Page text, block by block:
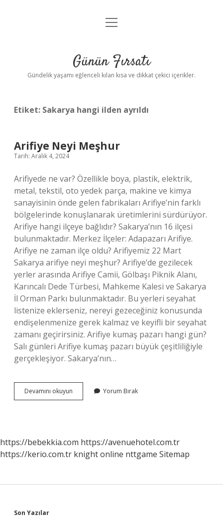
Anasayfa
Yasal Uyarı
menüyü
Günün Fırsatı
Gündelik yaşamı eğlenceli kılan kısa ve dikkat çekici içerikler.
Etiket: Sakarya hangi ilden ayrıldı
Arifiye Neyi Meşhur
Tarih: Aralık 4, 2024
Arifiyede ne var? Özellikle boya, plastik, elektrik,
metal, tekstil, oto yedek parça, makine ve kimya
sanayisinin önde gelen fabrikaları Arifiye’nin farklı
bölgelerinde konuşlanarak üretimlerini sürdürüyor.
Arifiye hangi ilçeye bağlıdır? Sakarya’nın 16 ilçesi
bulunmaktadır. Merkez İlçeler: Adapazarı Arifiye.
Arifiye ne zaman ilçe oldu? Arifiyemiz 22 Mart
Sakarya arifiye neyi meşhur? Arifiye’de gezilecek
yerler arasında Arifiye Camii, Gölbaşı Piknik Alanı,
Karıncalı Dede Türbesi, Mahkeme Kalesi ve Sakarya
İl Orman Parkı bulunmaktadır. Bu yerleri seyahat
listenize eklerseniz, nereyi gezeceğiniz konusunda
endişelenmenize gerek kalmaz ve keyifli bir seyahat
zamanı geçirirsiniz. Arifiye kumaş pazarı hangi gün?
Salı günleri Arifiye kumaş pazarı büyük çeşitliliğiyle
gerçekleşiyor. Sakarya’nın…
Devamını okuyun
Neyi
Yorum Bırak
https://bebekkia.com https://avenuehotel.com.tr
https://kerio.com.tr knight online nttgame Sitemap
Son Yazılar